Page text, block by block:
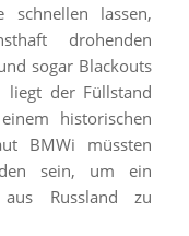
lassen,
drohenden
sogar Blackouts
liegt der Füllstand
historischen
BMWi müssten
sein, um ein
aus Russland zu